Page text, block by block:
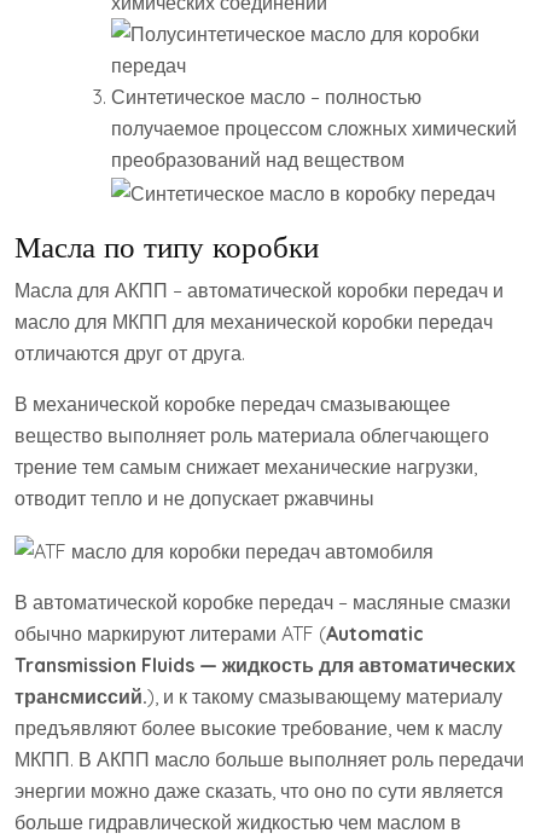
Синтетическое масло – полностью
получаемое процессом сложных химический
преобразований над веществом
Масла по типу коробки
Масла для АКПП – автоматической коробки передач и
масло для МКПП для механической коробки передач
отличаются друг от друга.
В механической коробке передач смазывающее
вещество выполняет роль материала облегчающего
трение тем самым снижает механические нагрузки,
отводит тепло и не допускает ржавчины
В автоматической коробке передач – масляные смазки
обычно маркируют литерами ATF (Automatic
Transmission Fluids — жидкость для автоматических
трансмиссий.), и к такому смазывающему материалу
предъявляют более высокие требование, чем к маслу
МКПП. В АКПП масло больше выполняет роль передачи
энергии можно даже сказать, что оно по сути является
больше гидравлической жидкостью чем маслом в